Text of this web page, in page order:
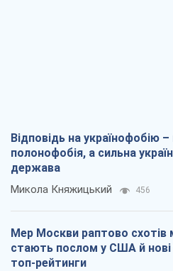
Відповідь на українофобію –
полонофобія, а сильна
держава
Микола Княжицький 456
Мер Москви раптово схотів
стають послом у США й нові
топ-рейтинги